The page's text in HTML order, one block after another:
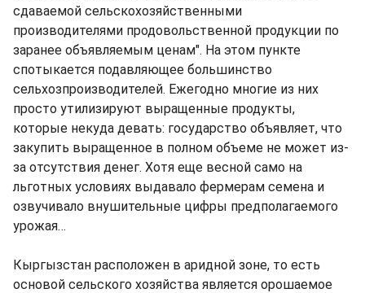
сдаваемой сельскохозяйственными
производителями продовольственной продукции по
заранее объявляемым ценам". На этом пункте
спотыкается подавляющее большинство
сельхозпроизводителей. Ежегодно многие из них
просто утилизируют выращенные продукты,
которые некуда девать: государство объявляет, что
закупить выращенное в полном объеме не может из-
за отсутствия денег. Хотя еще весной само на
льготных условиях выдавало фермерам семена и
озвучивало внушительные цифры предполагаемого
урожая…
Кыргызстан расположен в аридной зоне, то есть
основой сельского хозяйства является орошаемое